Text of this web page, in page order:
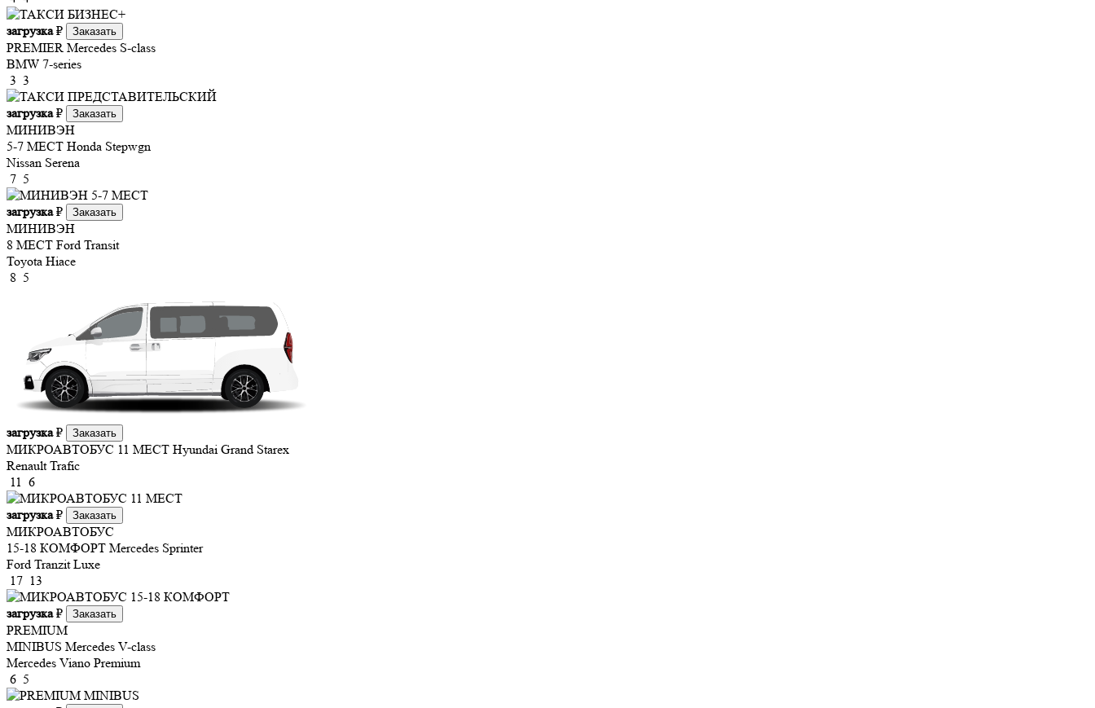
загрузка₽ Заказать
PREMIER Mercedes S-class
BMW 7-series
3 3
загрузка₽ Заказать
МИНИВЭН
5-7 МЕСТ Honda Stepwgn
Nissan Serena
7 5
загрузка₽ Заказать
МИНИВЭН
8 МЕСТ Ford Transit
Toyota Hiace
8 5
загрузка₽ Заказать
МИКРОАВТОБУС 11 МЕСТ Hyundai Grand Starex
Renault Trafic
11 6
загрузка₽ Заказать
МИКРОАВТОБУС
15-18 КОМФОРТ Mercedes Sprinter
Ford Tranzit Luxe
17 13
загрузка₽ Заказать
PREMIUM
MINIBUS Mercedes V-class
Mercedes Viano Premium
6 5